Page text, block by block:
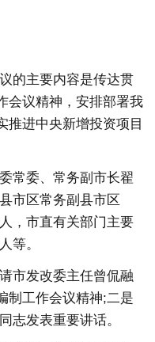
主要内容是传达贯
会议精神，安排部署我
推进中央新增投资项目
委、常务副市长翟
市区常务副县市区
，市直有关部门主要
等。
发改委主任曾侃融
制工作会议精神;二是
志发表重要讲话。